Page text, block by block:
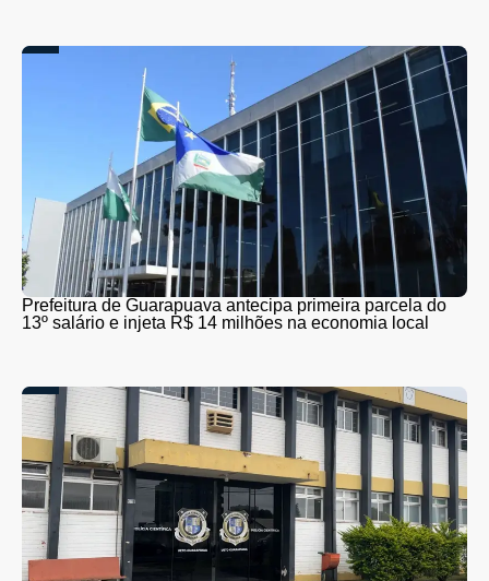
Prefeitura de Guarapuava antecipa primeira parcela do
13º salário e injeta R$ 14 milhões na economia local